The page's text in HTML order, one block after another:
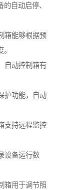
自动启停、
箱能够根据预
自动控制箱有
护功能，自动
支持远程监控
设备运行数
箱用于调节照